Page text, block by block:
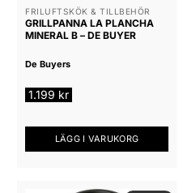
FRILUFTSKÖK & TILLBEHÖR
GRILLPANNA LA PLANCHA
MINERAL B – DE BUYER
De Buyers
1.199 kr
LÄGG I VARUKORG